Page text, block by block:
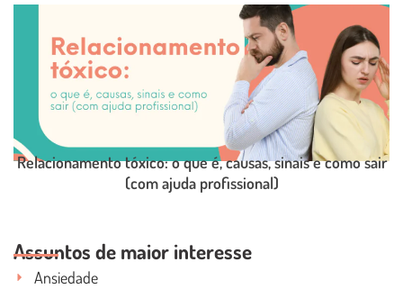
LEIA O POST COMPLETO
Relacionamento tóxico: o que é, causas, sinais e como sair
(com ajuda profissional)
Assuntos de maior interesse
Ansiedade